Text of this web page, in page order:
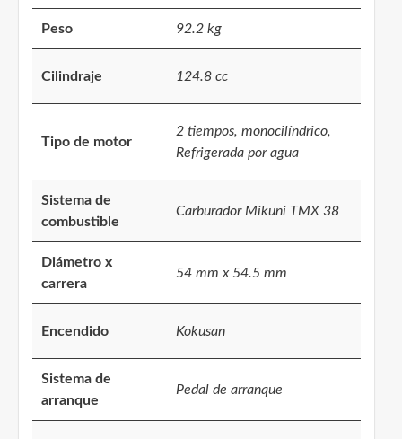
Peso 92.2 kg
Cilindraje 124.8 cc
Tipo de motor
2 tiempos, monocilíndrico,
Refrigerada por agua
Sistema de
combustible
Carburador Mikuni TMX 38
Diámetro x
carrera
54 mm x 54.5 mm
Encendido Kokusan
Sistema de
arranque
Pedal de arranque